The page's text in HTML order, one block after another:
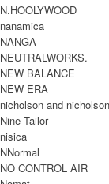
ARCHIVE
DECONSTRUCTION
ATMOSPHERE
REPRODUCTION
GARMENT
オブワーカーズ)は古
代の生活に寄り添える
ードローブを作るブラ
元々は山口・福岡でイ
田隆博氏がフランスで
のデッドストックをフ
N.HOOLYWOOD
nanamica
NANGA
NEUTRALWORKS.
NEW BALANCE
NEW ERA
nicholson and nicholson
Nine Tailor
nisica
NNormal
NO CONTROL AIR